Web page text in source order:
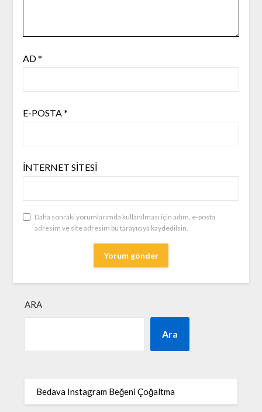
AD*
E-POSTA*
İNTERNET SITESI
Daha sonraki yorumlarımda kullanılması için adım, e-posta
adresim ve site adresim bu tarayıcıya kaydedilsin.
ARA
Ara
Bedava Instagram Beğeni Çoğaltma